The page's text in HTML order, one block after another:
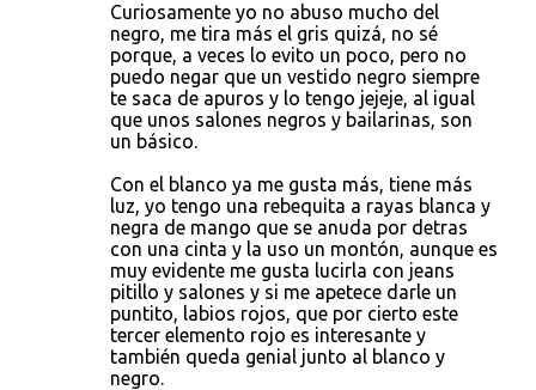
Curiosamente yo no abuso mucho del
negro, me tira más el gris quizá, no sé
porque, a veces lo evito un poco, pero no
puedo negar que un vestido negro siempre
te saca de apuros y lo tengo jejeje, al igual
que unos salones negros y bailarinas, son
un básico.
Con el blanco ya me gusta más, tiene más
luz, yo tengo una rebequita a rayas blanca y
negra de mango que se anuda por detras
con una cinta y la uso un montón, aunque es
muy evidente me gusta lucirla con jeans
pitillo y salones y si me apetece darle un
puntito, labios rojos, que por cierto este
tercer elemento rojo es interesante y
también queda genial junto al blanco y
negro.